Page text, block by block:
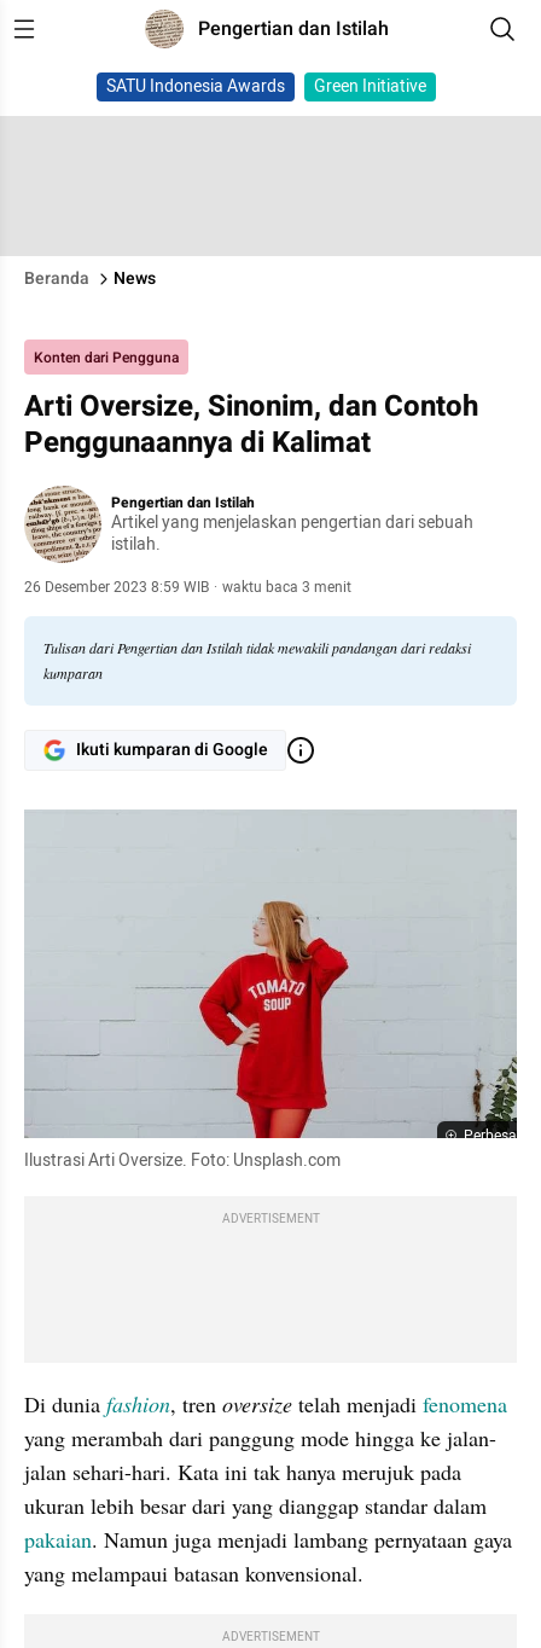
Pengertian dan Istilah
SATU Indonesia Awards Green Initiative
Beranda News
Konten dari Pengguna
Arti Oversize, Sinonim, dan Contoh
Penggunaannya di Kalimat
Pengertian dan Istilah
Artikel yang menjelaskan pengertian dari sebuah
istilah.
26 Desember 2023 8:59 WIB · waktu baca 3 menit
Tulisan dari Pengertian dan Istilah tidak mewakili pandangan dari redaksi
kumparan
Ikuti kumparan di Google
Perbesar
Ilustrasi Arti Oversize. Foto: Unsplash.com
ADVERTISEMENT
Di dunia fashion, tren oversize telah menjadi fenomena
yang merambah dari panggung mode hingga ke jalan-
jalan sehari-hari. Kata ini tak hanya merujuk pada
pakaian. Namun juga menjadi lambang pernyataan gaya
yang melampaui batasan konvensional.
ADVERTISEMENT